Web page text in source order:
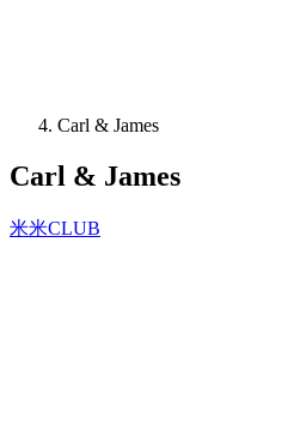
Carl & James
Carl & James
米米CLUB